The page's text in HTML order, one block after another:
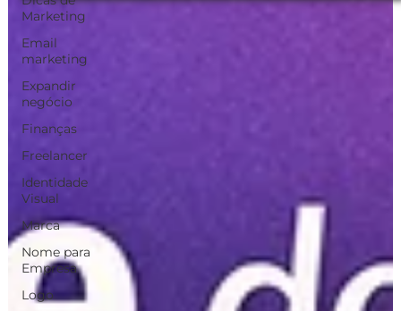
Marketing
Email
marketing
Expandir
negócio
Finanças
Freelancer
Identidade
Visual
Marca
Nome para
Empresa
Logo